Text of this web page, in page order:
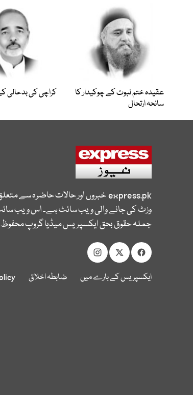
عقیدہ ختم نبوت کے چوکیدار کا
سانحہ ارتحال
کراچی کی بدحالی
express.pkخبروں اور حالات حاضرہ سے
وزٹ کی جانے والی ویب سائٹ ہے۔ اس ویب سائٹ
جملہ حقوق بحق ایکسپریس میڈیا گروپ محفوظ
ایکسپریس کے بارے میں ضابطہ اخلاق